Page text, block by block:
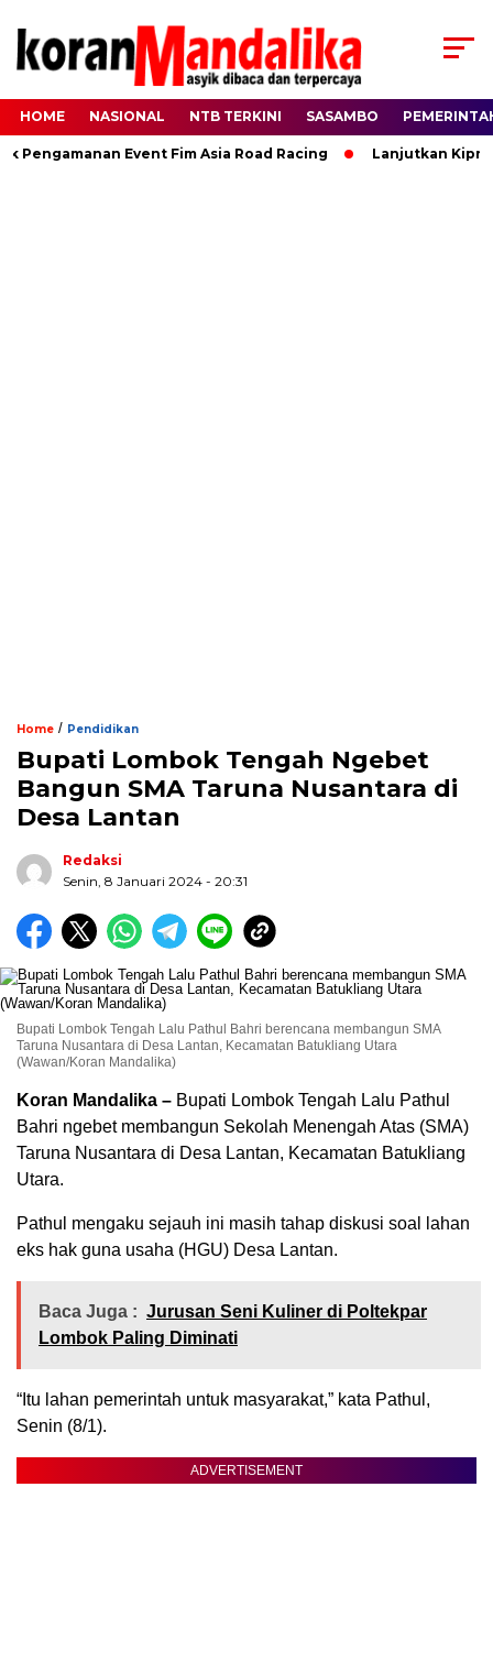
HOME NASIONAL NTB TERKINI SASAMBO
Event Fim Asia Road Racing Lanjutkan Kiprah
Home / Pendidikan
Bupati Lombok Tengah Ngebet
Bangun SMA Taruna Nusantara di
Desa Lantan
Redaksi
Senin, 8 Januari 2024 - 20:31
Bupati Lombok Tengah Lalu Pathul Bahri berencana membangun SMA
Taruna Nusantara di Desa Lantan, Kecamatan Batukliang Utara
(Wawan/Koran Mandalika)
Koran Mandalika – Bupati Lombok Tengah Lalu Pathul
Bahri ngebet membangun Sekolah Menengah Atas (SMA)
Taruna Nusantara di Desa Lantan, Kecamatan Batukliang
Utara.
Pathul mengaku sejauh ini masih tahap diskusi soal lahan
eks hak guna usaha (HGU) Desa Lantan.
Baca Juga : Jurusan Seni Kuliner di Poltekpar
Lombok Paling Diminati
“Itu lahan pemerintah untuk masyarakat,” kata Pathul,
Senin (8/1).
ADVERTISEMENT